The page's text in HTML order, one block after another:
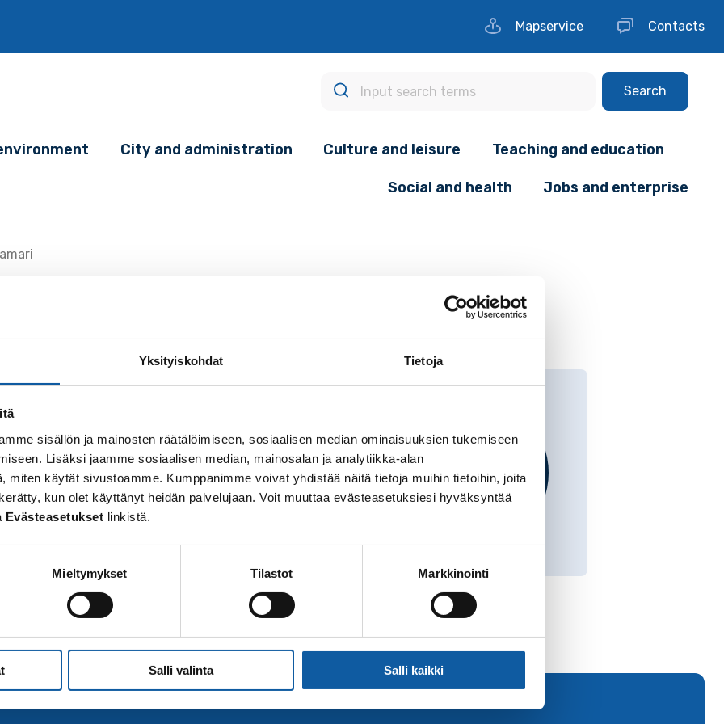
Yksityiskohdat Tietoja
sisällön ja mainosten räätälöimiseen, sosiaalisen median ominaisuuksien tukemiseen
Lisäksi jaamme sosiaalisen median, mainosalan ja analytiikka-alan
miten käytät sivustoamme. Kumppanimme voivat yhdistää näitä tietoja muihin tietoihin, joita
kun olet käyttänyt heidän palvelujaan. Voit muuttaa evästeasetuksiesi hyväksyntää
Evästeasetukset linkistä.
Mieltymykset Tilastot Markkinointi
Salli valinta Salli kaikki
Mapservice Contacts
Search
City and administration Culture and leisure Teaching and education
Social and health Jobs and enterprise